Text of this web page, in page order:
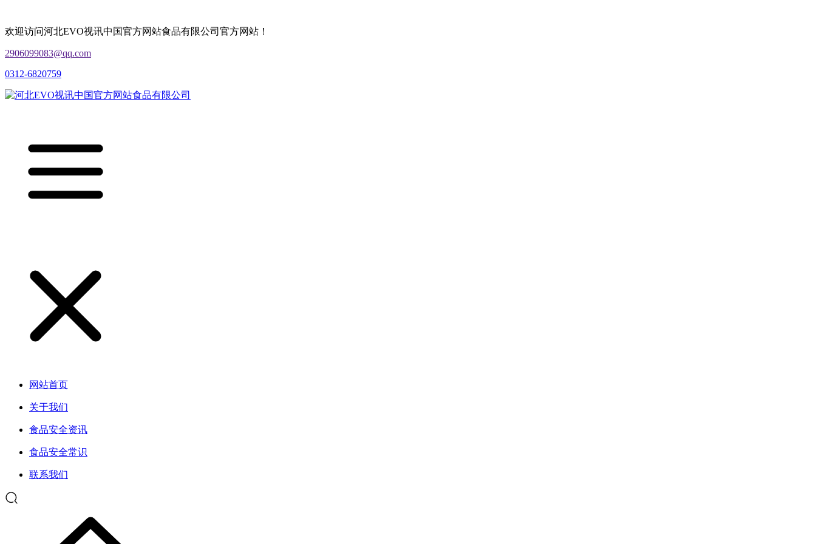
欢迎访问河北EVO视讯中国官方网站食品有限公司官方网站！
2906099083@qq.com
0312-6820759
网站首页
关于我们
食品安全资讯
食品安全常识
联系我们